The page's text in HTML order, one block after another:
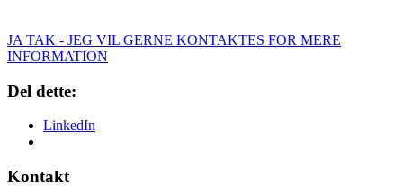
JA TAK - JEG VIL GERNE KONTAKTES FOR MERE
INFORMATION
Del dette:
LinkedIn
Kontakt